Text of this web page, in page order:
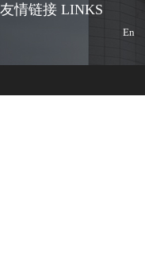
友情链接 LINKS
En